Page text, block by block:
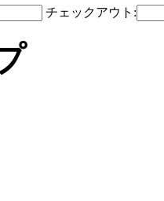
チェックアウト: